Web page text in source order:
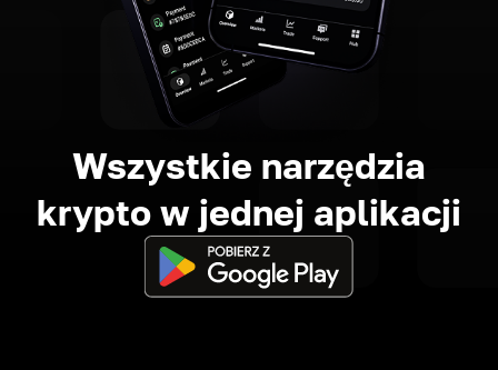
Wszystkie narzędzia
krypto w jednej aplikacji